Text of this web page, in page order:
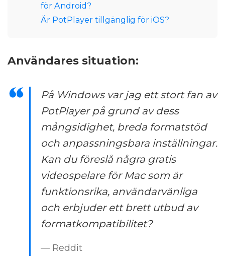
för Android?
Är PotPlayer tillgänglig för iOS?
Användares situation:
På Windows var jag ett stort fan av
PotPlayer på grund av dess
mångsidighet, breda formatstöd
och anpassningsbara inställningar.
Kan du föreslå några gratis
videospelare för Mac som är
funktionsrika, användarvänliga
och erbjuder ett brett utbud av
formatkompatibilitet?
— Reddit